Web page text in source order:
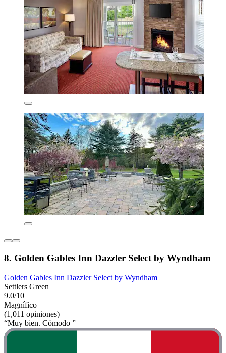
8. Golden Gables Inn Dazzler Select by Wyndham
Golden Gables Inn Dazzler Select by Wyndham
Settlers Green
9.0/10
Magnífico
(1,011 opiniones)
“Muy bien. Cómodo ”